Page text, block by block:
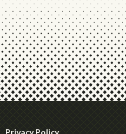
Privacy Policy